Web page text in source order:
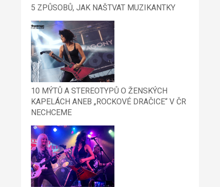
5 ZPŮSOBŮ, JAK NAŠTVAT MUZIKANTKY
10 MÝTŮ A STEREOTYPŮ O ŽENSKÝCH
KAPELÁCH ANEB „ROCKOVÉ DRAČICE“ V ČR
NECHCEME